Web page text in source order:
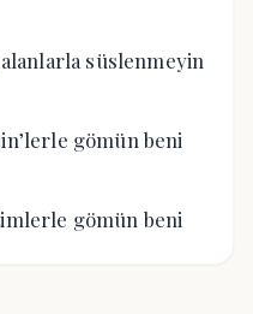
süslenmeyin
gömün beni
gömün beni